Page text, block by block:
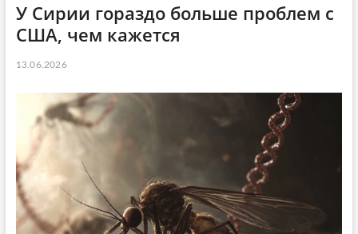
У Сирии гораздо больше проблем с
США, чем кажется
13.06.2026